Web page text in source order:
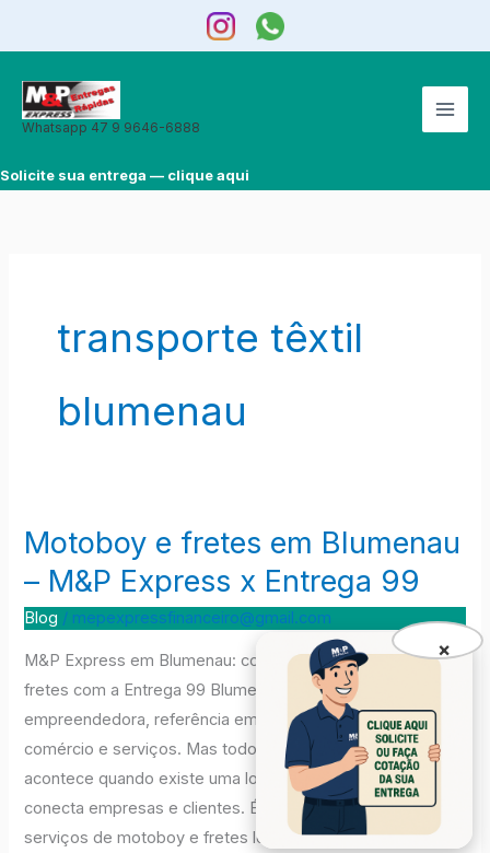
conteúdo
Whatsapp 47 9 9646-6888
Solicite sua entrega — clique aqui
transporte têxtil
blumenau
Motoboy e fretes em Blumenau
– M&P Express x Entrega 99
Blog / mepexpressfinanceiro@gmail.com
M&P Express em Blumenau: comparativo de motoboy e
fretes com a Entrega 99 Blumenau é uma cidade
empreendedora, referência em indústrias têxteis,
comércio e serviços. Mas todo esse crescimento só
acontece quando existe uma logística eficiente que
conecta empresas e clientes. É nesse ponto que os
serviços de motoboy e fretes locais ganham
Motoboy
fretes
em
Blumenau
–
M&P
Express
x
Entrega
99
×